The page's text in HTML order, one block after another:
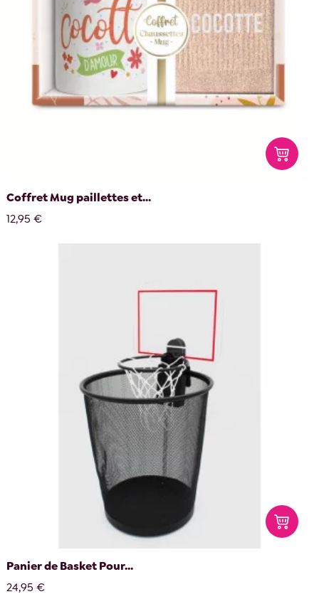
Coffret Mug paillettes et...
12,95 €
Panier de Basket Pour...
24,95 €